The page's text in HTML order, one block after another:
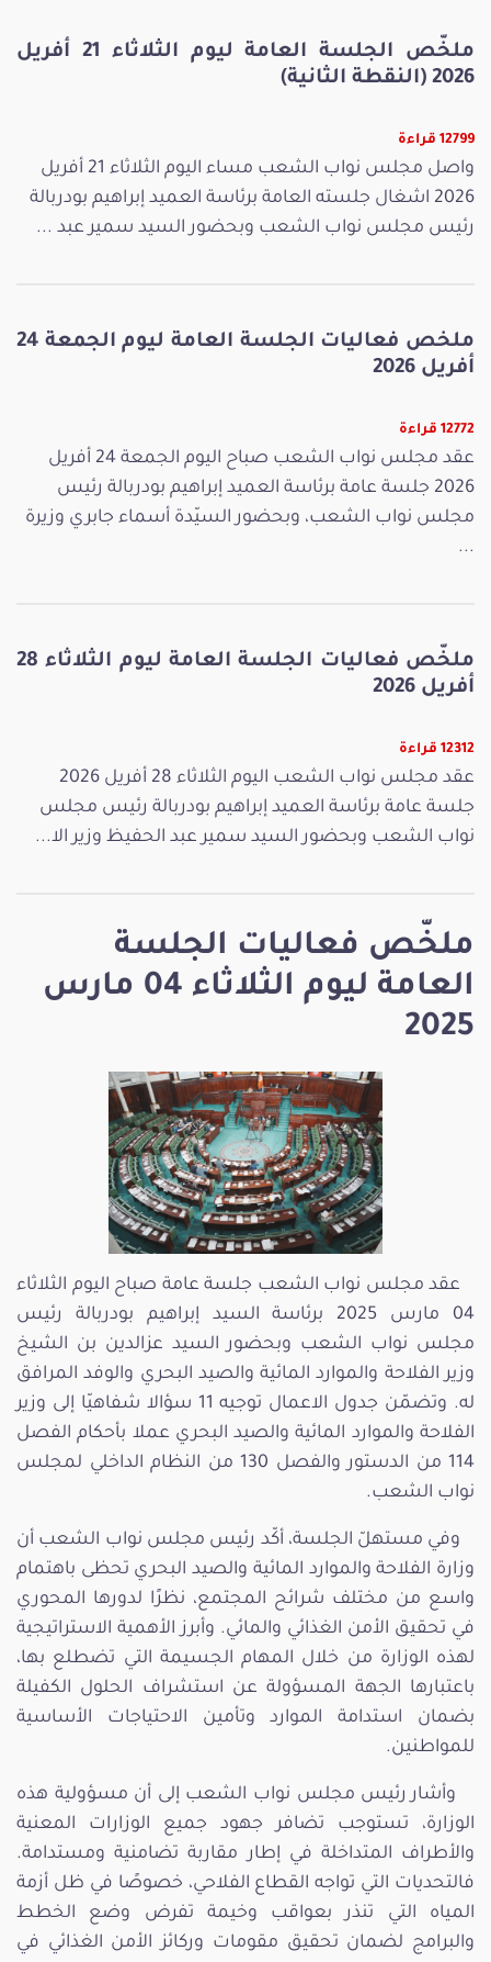
ملخّص فعاليات الجلسة
العامة ليوم الثلاثاء 04 مارس
2025
عقد مجلس نواب الشعب جلسة عامة صباح اليوم الثلاثاء
04 مارس 2025 برئاسة السيد إبراهيم بودربالة رئيس
مجلس نواب الشعب وبحضور السيد عزالدين بن الشيخ
وزير الفلاحة والموارد المائية والصيد البحري والوفد المرافق
له. وتضمّن جدول الاعمال توجيه 11 سؤالا شفاهيّا إلى وزير
الفلاحة والموارد المائية والصيد البحري عملا بأحكام الفصل
114 من الدستور والفصل 130 من النظام الداخلي لمجلس
نواب الشعب.
وفي مستهلّ الجلسة، أكّد رئيس مجلس نواب الشعب أن
وزارة الفلاحة والموارد المائية والصيد البحري تحظى باهتمام
واسع من مختلف شرائح المجتمع، نظرًا لدورها المحوري
في تحقيق الأمن الغذائي والمائي. وأبرز الأهمية الاستراتيجية
لهذه الوزارة من خلال المهام الجسيمة التي تضطلع بها،
باعتبارها الجهة المسؤولة عن استشراف الحلول الكفيلة
بضمان استدامة الموارد وتأمين الاحتياجات الأساسية
للمواطنين.
وأشار رئيس مجلس نواب الشعب إلى أن مسؤولية هذه
الوزارة، تستوجب تضافر جهود جميع الوزارات المعنية
والأطراف المتداخلة في إطار مقاربة تضامنية ومستدامة.
فالتحديات التي تواجه القطاع الفلاحي، خصوصًا في ظل أزمة
المياه التي تنذر بعواقب وخيمة تفرض وضع الخطط
والبرامج لضمان تحقيق مقومات وركائز الأمن الغذائي في
ملخّص الجلسة العامة ليوم الثلاثاء 21 أفريل
2026 (النقطة الثانية)
12799 قراءة
واصل مجلس نواب الشعب مساء اليوم الثلاثاء 21 أفريل
2026 اشغال جلسته العامة برئاسة العميد إبراهيم بودربالة
رئيس مجلس نواب الشعب وبحضور السيد سمير عبد ...
ملخص فعاليات الجلسة العامة ليوم الجمعة 24
أفريل 2026
12772 قراءة
عقد مجلس نواب الشعب صباح اليوم الجمعة 24 أفريل
2026 جلسة عامة برئاسة العميد إبراهيم بودربالة رئيس
مجلس نواب الشعب، وبحضور السيّدة أسماء جابري وزيرة
...
ملخّص فعاليات الجلسة العامة ليوم الثلاثاء 28
أفريل 2026
12312 قراءة
عقد مجلس نواب الشعب اليوم الثلاثاء 28 أفريل 2026
جلسة عامة برئاسة العميد إبراهيم بودربالة رئيس مجلس
نواب الشعب وبحضور السيد سمير عبد الحفيظ وزير الا...